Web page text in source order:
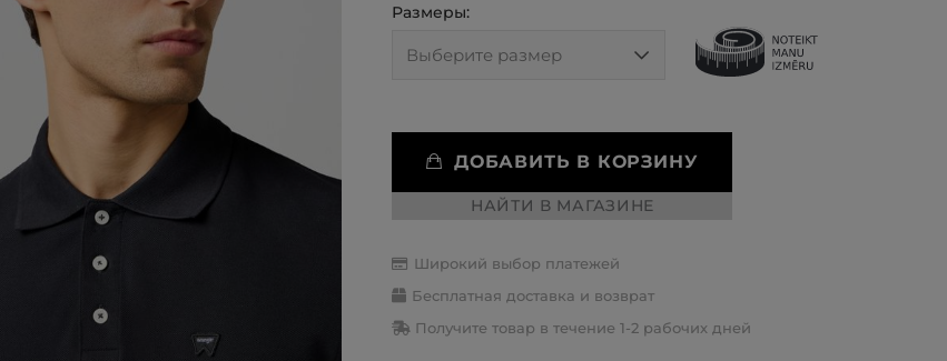
Размеры:
ДОБАВИТЬ В КОРЗИНУ
НАЙТИ В МАГАЗИНЕ
Широкий выбор платежей
Бесплатная доставка и возврат
Получите товар в течение 1-2 рабочих дней